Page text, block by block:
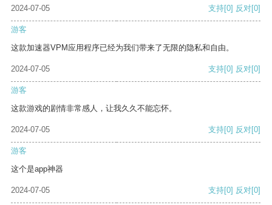
2024-07-05 支持[0] 反对[0]
游客
这款加速器VPM应用程序已经为我们带来了无限的隐私和自由。
2024-07-05 支持[0] 反对[0]
游客
这款游戏的剧情非常感人，让我久久不能忘怀。
2024-07-05 支持[0] 反对[0]
游客
这个是app神器
2024-07-05 支持[0] 反对[0]